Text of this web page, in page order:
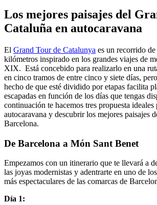
Los mejores paisajes del
Cataluña en autocaravana
El Grand Tour de Catalunya es un recorrido
kilómetros inspirado en los grandes viajes de
XIX. Está concebido para realizarlo en una
en cinco tramos de entre cinco y siete días,
hecho de que esté dividido por etapas facilita
escapadas en función de los días que tengas
continuación te hacemos tres propuesta ideales
autocaravana y descubrir los mejores paisajes
Barcelona.
De Barcelona a Món Sant Benet
Empezamos con un itinerario que te llevará a
las joyas modernistas y adentrarte en uno de
más espectaculares de las comarcas de
Día 1: